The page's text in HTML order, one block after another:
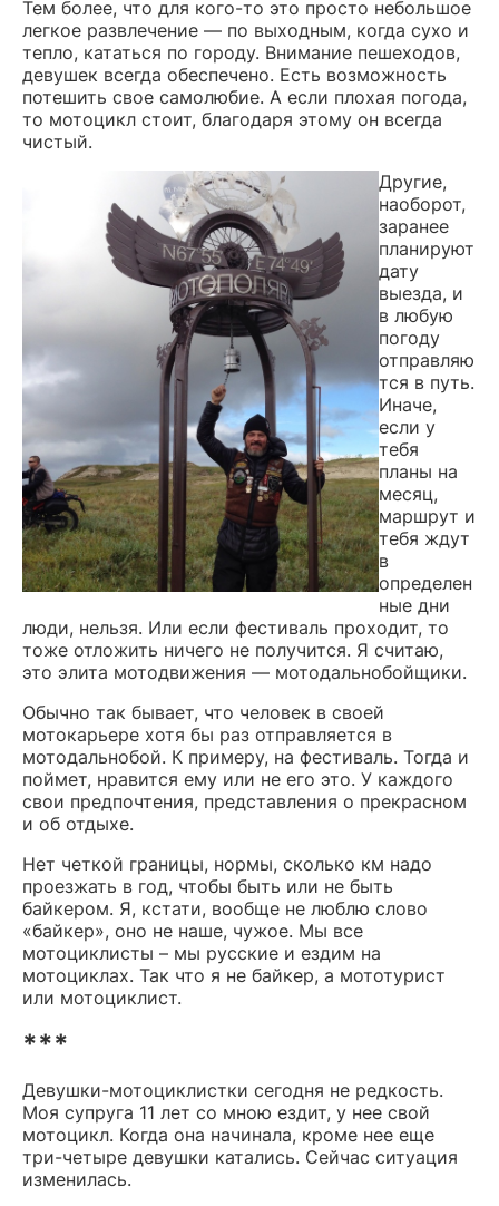
Тем более, что для кого-то это просто небольшое
легкое развлечение — по выходным, когда сухо и
тепло, кататься по городу. Внимание пешеходов,
девушек всегда обеспечено. Есть возможность
потешить свое самолюбие. А если плохая погода,
то мотоцикл стоит, благодаря этому он всегда
чистый.
Другие,
наоборот,
заранее
планируют
дату
выезда, и
в любую
погоду
отправляю
тся в путь.
Иначе,
если у
тебя
планы на
месяц,
маршрут и
тебя ждут
в
определен
ные дни
люди, нельзя. Или если фестиваль проходит, то
тоже отложить ничего не получится. Я считаю,
это элита мотодвижения — мотодальнобойщики.
Обычно так бывает, что человек в своей
мотокарьере хотя бы раз отправляется в
мотодальнобой. К примеру, на фестиваль. Тогда и
поймет, нравится ему или не его это. У каждого
свои предпочтения, представления о прекрасном
и об отдыхе.
Нет четкой границы, нормы, сколько км надо
проезжать в год, чтобы быть или не быть
байкером. Я, кстати, вообще не люблю слово
«байкер», оно не наше, чужое. Мы все
мотоциклисты – мы русские и ездим на
мотоциклах. Так что я не байкер, а мототурист
или мотоциклист.
***
Девушки-мотоциклистки сегодня не редкость.
Моя супруга 11 лет со мною ездит, у нее свой
мотоцикл. Когда она начинала, кроме нее еще
три-четыре девушки катались. Сейчас ситуация
изменилась.